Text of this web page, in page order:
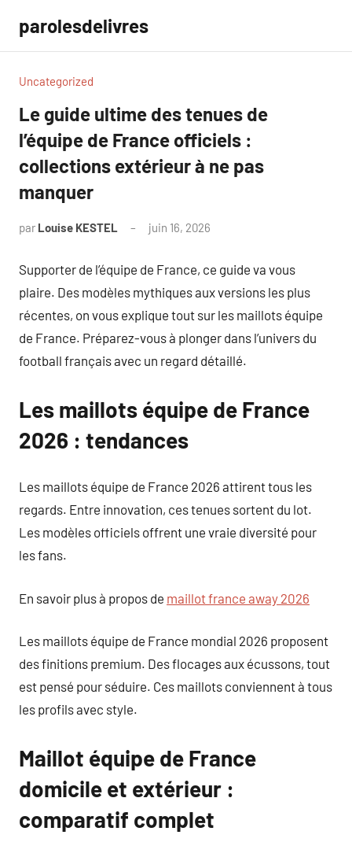
contenu
parolesdelivres
Uncategorized
Le guide ultime des tenues de
l’équipe de France officiels :
collections extérieur à ne pas
manquer
par Louise KESTEL juin 16, 2026
Supporter de l’équipe de France, ce guide va vous
plaire. Des modèles mythiques aux versions les plus
récentes, on vous explique tout sur les maillots équipe
de France. Préparez-vous à plonger dans l’univers du
football français avec un regard détaillé.
Les maillots équipe de France
2026 : tendances
Les maillots équipe de France 2026 attirent tous les
regards. Entre innovation, ces tenues sortent du lot.
Les modèles officiels offrent une vraie diversité pour
les fans.
En savoir plus à propos de maillot france away 2026
Les maillots équipe de France mondial 2026 proposent
des finitions premium. Des flocages aux écussons, tout
est pensé pour séduire. Ces maillots conviennent à tous
les profils avec style.
Maillot équipe de France
domicile et extérieur :
comparatif complet